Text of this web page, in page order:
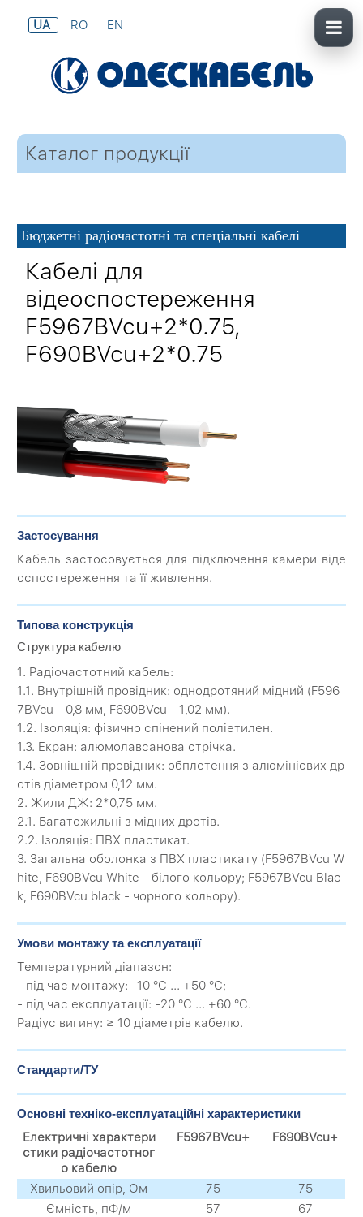
UA RO EN
Каталог продукції
Бюджетні радіочастотні та спеціальні кабелі
Кабелі для
відеоспостереження
F5967BVcu+2*0.75,
F690BVcu+2*0.75
Застосування
Кабель застосовується для підключення камери віде
оспостереження та її живлення.
Типова конструкція
Структура кабелю
1. Радіочастотний кабель:
1.1. Внутрішній провідник: однодротяний мідний (F596
7BVcu - 0,8 мм, F690BVcu - 1,02 мм).
1.2. Ізоляція: фізично спінений поліетилен.
1.3. Екран: алюмолавсанова стрічка.
1.4. Зовнішній провідник: обплетення з алюмінієвих др
отів діаметром 0,12 мм.
2. Жили ДЖ: 2*0,75 мм.
2.1. Багатожильні з мідних дротів.
2.2. Ізоляція: ПВХ пластикат.
3. Загальна оболонка з ПВХ пластикату (F5967BVcu W
hite, F690BVcu White - білого кольору; F5967BVcu Blac
k, F690BVcu black - чорного кольору).
Умови монтажу та експлуатації
Температурний діапазон:
- під час монтажу: -10 °C ... +50 °C;
- під час експлуатації: -20 °C ... +60 °C.
Радіус вигину: ≥ 10 діаметрів кабелю.
Стандарти/ТУ
Основні техніко-експлуатаційні характеристики
Електричні характери
стики радіочастотног
о кабелю
F5967BVcu+ F690BVcu+
Хвильовий опір, Ом 75
75
Ємність, пФ/м
57
67